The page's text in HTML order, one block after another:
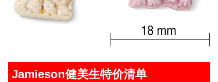
Jamieson健美生特价清单